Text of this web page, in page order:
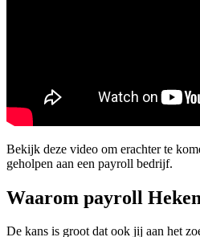
Bekijk deze video om erachter te
geholpen aan een payroll bedrijf.
Waarom payroll
De kans is groot dat ook jij aan het